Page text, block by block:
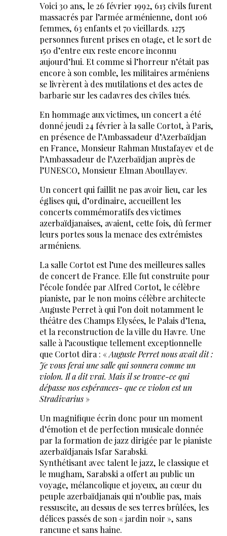
Voici 30 ans, le 26 février 1992, 613 civils furent
massacrés par l’armée arménienne, dont 106
femmes, 63 enfants et 70 vieillards. 1275
personnes furent prises en otage, et le sort de
150 d’entre eux reste encore inconnu
aujourd’hui. Et comme si l’horreur n’était pas
encore à son comble, les militaires arméniens
se livrèrent à des mutilations et des actes de
barbarie sur les cadavres des civiles tués.
En hommage aux victimes, un concert a été
donné jeudi 24 février à la salle Cortot, à Paris,
en présence de l’Ambassadeur d’Azerbaïdjan
en France, Monsieur Rahman Mustafayev et de
l’Ambassadeur de l’Azerbaïdjan auprès de
l’UNESCO, Monsieur Elman Aboullayev.
Un concert qui faillit ne pas avoir lieu, car les
églises qui, d’ordinaire, accueillent les
concerts commémoratifs des victimes
azerbaïdjanaises, avaient, cette fois, dû fermer
leurs portes sous la menace des extrémistes
arméniens.
La salle Cortot est l’une des meilleures salles
de concert de France. Elle fut construite pour
l’école fondée par Alfred Cortot, le célèbre
pianiste, par le non moins célèbre architecte
Auguste Perret à qui l’on doit notamment le
théâtre des Champs Elysées, le Palais d’Iena,
et la reconstruction de la ville du Havre. Une
salle à l’acoustique tellement exceptionnelle
que Cortot dira : «Auguste Perret nous avait dit :
Je vous ferai une salle qui sonnera comme un
violon. Il a dit vrai. Mais il se trouve-ce qui
dépasse nos espérances- que ce violon est un
Stradivarius»
Un magnifique écrin donc pour un moment
d’émotion et de perfection musicale donnée
par la formation de jazz dirigée par le pianiste
azerbaïdjanais Isfar Sarabski.
Synthétisant avec talent le jazz, le classique et
le mugham, Sarabski a offert au public un
voyage, mélancolique et joyeux, au cœur du
peuple azerbaïdjanais qui n’oublie pas, mais
ressuscite, au dessus de ses terres brûlées, les
délices passés de son « jardin noir », sans
rancune et sans haine.